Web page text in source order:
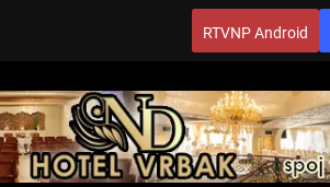
RTVNP Android